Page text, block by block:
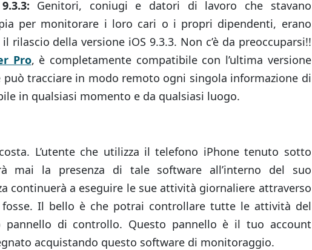
Genitori, coniugi e datori di lavoro che stavano
per monitorare i loro cari o i propri dipendenti, erano
rilascio della versione iOS 9.3.3. Non c’è da preoccuparsi!!
Pro, è completamente compatibile con l’ultima versione
può tracciare in modo remoto ogni singola informazione di
in qualsiasi momento e da qualsiasi luogo.
L’utente che utilizza il telefono iPhone tenuto sotto
mai la presenza di tale software all’interno del suo
continuerà a eseguire le sue attività giornaliere attraverso
Il bello è che potrai controllare tutte le attività del
di controllo. Questo pannello è il tuo account
acquistando questo software di monitoraggio.